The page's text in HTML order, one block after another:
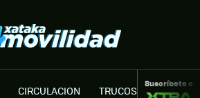
CIRCULACION TRUCOS MOTOR
Suscríbete a